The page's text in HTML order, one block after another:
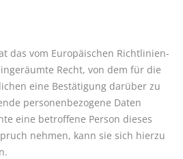
das vom Europäischen Richtlinien-
Recht, von dem für die
eine Bestätigung darüber zu
personenbezogene Daten
eine betroffene Person dieses
nehmen, kann sie sich hierzu